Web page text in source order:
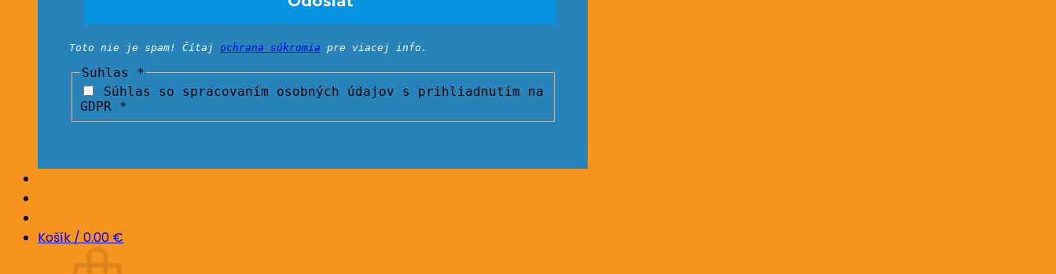
Toto nie je spam! Čítaj ochrana súkromia pre viacej info.
Suhlas *
Súhlas so spracovaním osobných údajov s prihliadnutím na
GDPR *
Košík / 0.00 €